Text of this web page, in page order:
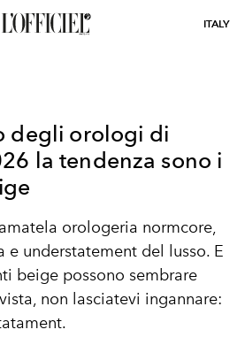
ITALY
degli orologi di
la tendenza sono i
orologeria normcore,
e understatement del lusso. E
beige possono sembrare
non lasciatevi ingannare: